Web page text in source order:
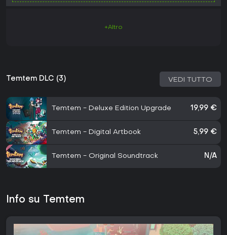
+Altro
Temtem DLC (3) VEDI TUTTO
Temtem - Deluxe Edition Upgrade 19,99 €
Temtem - Digital Artbook 5,99 €
Temtem - Original Soundtrack N/A
Info su Temtem